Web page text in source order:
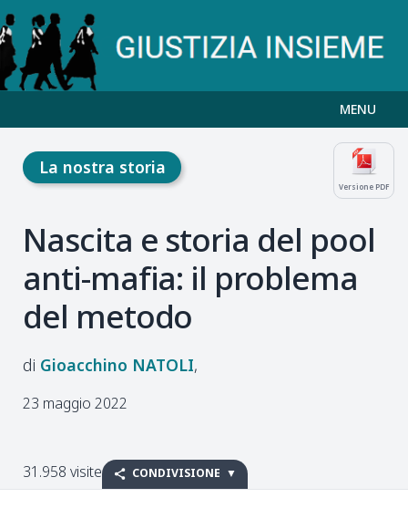
MENU
Versione PDF
La nostra storia
Nascita e storia del pool
anti-mafia: il problema
del metodo
Gioacchino NATOLI
23 maggio 2022
31.958 visite CONDIVISIONE